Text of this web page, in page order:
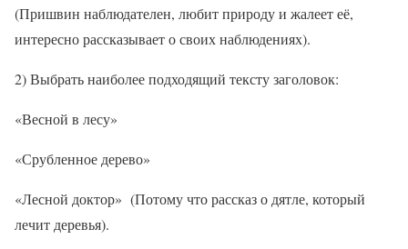
(Пришвин наблюдателен, любит природу и жалеет её,
интересно рассказывает о своих наблюдениях).
2) Выбрать наиболее подходящий тексту заголовок:
«Весной в лесу»
«Срубленное дерево»
«Лесной доктор» (Потому что рассказ о дятле, который
лечит деревья).